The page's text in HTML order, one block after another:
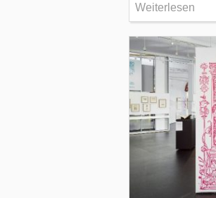
Weiterlesen